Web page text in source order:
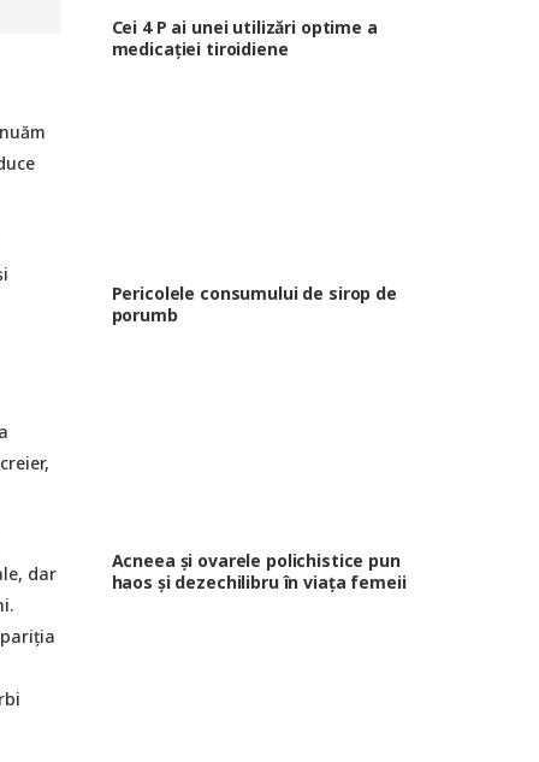
dar
Cei 4 P ai unei utilizări optime a
medicației tiroidiene
Pericolele consumului de sirop de
porumb
Acneea și ovarele polichistice pun
haos și dezechilibru în viața femeii